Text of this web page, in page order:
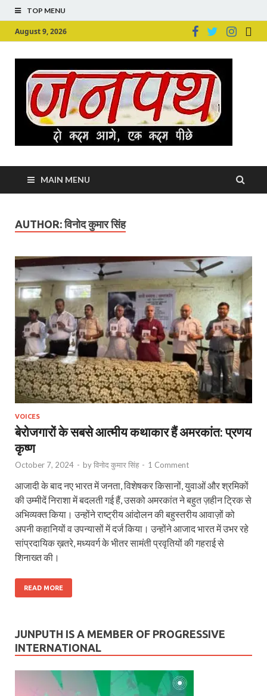
TOP MENU
August 9, 2026
MAIN MENU
AUTHOR:विनोद कुमार सिंह
VOICES
बेरोजगारों के सबसे आत्मीय कथाकार हैं अमरकांत: प्रणय
कृष्‍ण
October 7, 2024 - byविनोद कुमार सिंह - 1 Comment
आजादी के बाद नए भारत में जनता, विशेषकर किसानों, युवाओं और श्रमिकों
की उम्मीदें निराशा में बदलती गई हैं, उसको अमरकांत ने बहुत ज़हीन ट्रिक से
अभिव्यक्त किया। उन्होंने राष्ट्रीय आंदोलन की बहुस्तरीय आवाज़ों को
अपनी कहानियों व उपन्यासों में दर्ज किया। उन्होंने आजाद भारत में उभर रहे
सांप्रदायिक ख़तरे, मध्यवर्ग के भीतर सामंती प्रवृतियों की गहराई से
शिनाख्त की।
READ MORE
JUNPUTH IS A MEMBER OF PROGRESSIVE
INTERNATIONAL